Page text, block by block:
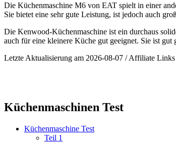
Die Küchenmaschine M6 von EAT spielt in einer
Sie bietet eine sehr gute Leistung, ist jedoch auch
Die Kenwood-Küchenmaschine ist ein durchaus
auch für eine kleinere Küche gut geeignet. Sie ist
Letzte Aktualisierung am 2026-08-07 / Affiliate
Küchenmaschinen Test
Küchenmaschine Test
Teil 1